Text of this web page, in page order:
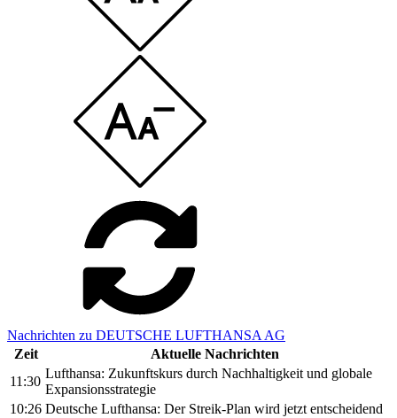
Nachrichten zu DEUTSCHE LUFTHANSA AG
Zeit
Aktuelle Nachrichten
11:30
Lufthansa: Zukunftskurs durch Nachhaltigkeit und globale
Expansionsstrategie
10:26 Deutsche Lufthansa: Der Streik-Plan wird jetzt entscheidend